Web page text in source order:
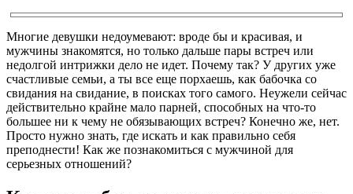
Многие девушки недоумевают: вроде бы и красивая, и
мужчины знакомятся, но только дальше пары встреч или
недолгой интрижки дело не идет. Почему так? У других уже
счастливые семьи, а ты все еще порхаешь, как бабочка со
свидания на свидание, в поисках того самого. Неужели сейчас
действительно крайне мало парней, способных на что-то
большее ни к чему не обязывающих встреч? Конечно же, нет.
Просто нужно знать, где искать и как правильно себя
преподнести! Как же познакомиться с мужчиной для
серьезных отношений?